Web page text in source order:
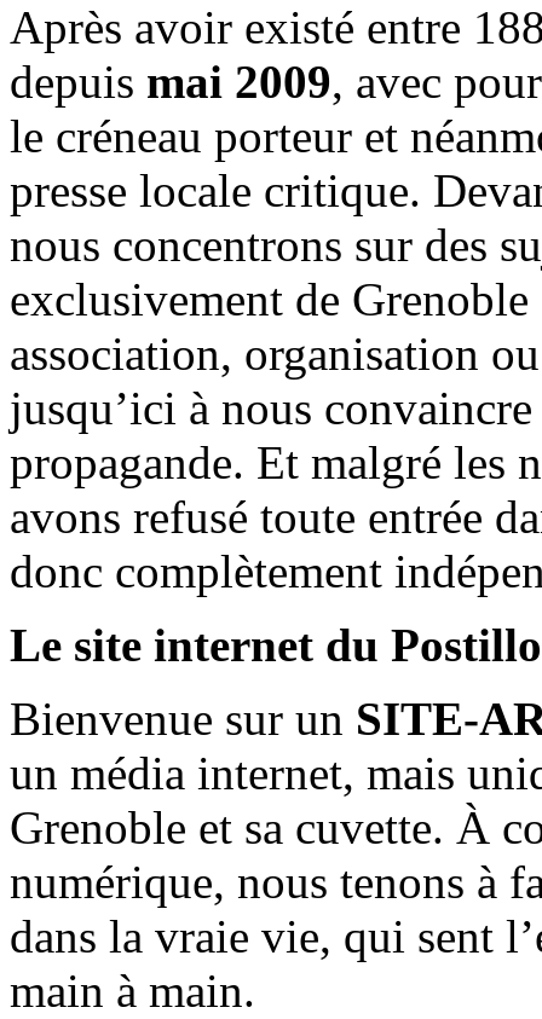
Après avoir existé entre
depuis mai 2009, avec
le créneau porteur et
presse locale critique.
nous concentrons sur des
exclusivement de
association, organisation
jusqu’ici à nous
propagande. Et malgré les
avons refusé toute entrée
donc complètement
Le site internet du
Bienvenue sur un SITE-
un média internet, mais
Grenoble et sa cuvette. À
numérique, nous tenons à
dans la vraie vie, qui sent
main à main.